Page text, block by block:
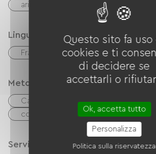
aria condizionata
Lingue
Français inglese
Metodi di pagamento
Carta di credito
Trasferimento
contanti
Buoni vacanza (ANCV)
Servizi
Questo sito fa uso
cookies e ti
di decidere se
accettarli o
Ok, accetta tutto
Personalizza
Politica sulla riservatezza